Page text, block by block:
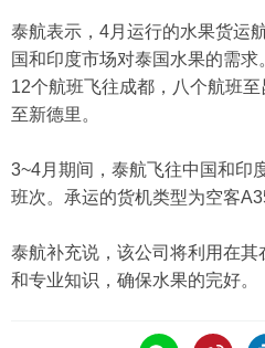
泰航表示，4月运行的水果货运
国和印度市场对泰国水果的需求
12个航班飞往成都，八个航班
至新德里。
3~4月期间，泰航飞往中国和印
班次。承运的货机类型为空客
泰航补充说，该公司将利用在
和专业知识，确保水果的完好。